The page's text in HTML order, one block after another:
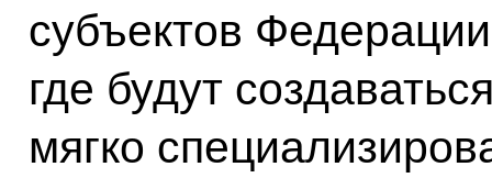
субъектов
где будут
мягко